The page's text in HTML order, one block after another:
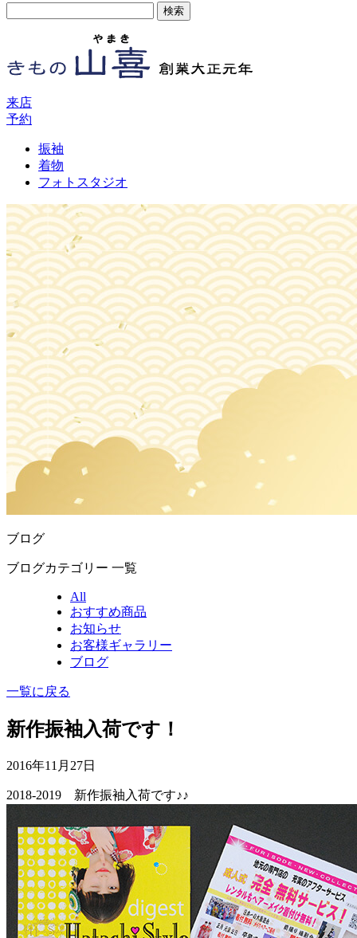
来店
予約
振袖
着物
フォトスタジオ
ブログ
ブログカテゴリー 一覧
All
おすすめ商品
お知らせ
お客様ギャラリー
ブログ
一覧に戻る
新作振袖入荷です！
2016年11月27日
2018-2019 新作振袖入荷です♪♪